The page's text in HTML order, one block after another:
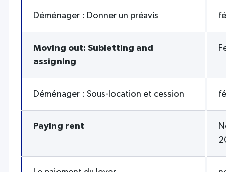
Déménager : Donner un préavis
Moving out: Subletting and
assigning
Déménager : Sous-location et cession
Paying rent